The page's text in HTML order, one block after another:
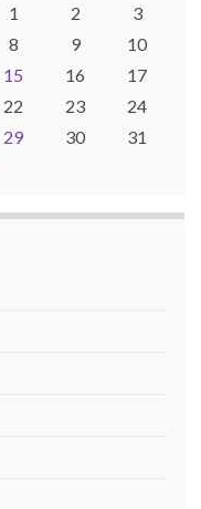
1
2
3
8 9
10
15 16
17
22 23
24
29 30
31